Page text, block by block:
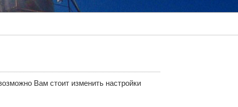
Вам стоит изменить настройки